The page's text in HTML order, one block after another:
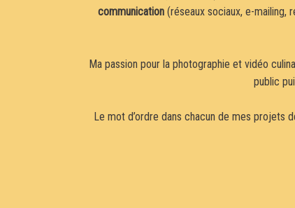
communication(réseaux sociaux, e-mailing,
Ma passion pour la photographie et vidéo
public
Le mot d’ordre dans chacun de mes projets